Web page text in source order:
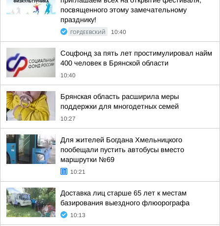
посвященного этому замечательному
празднику!
ГОРДЕЕВСКИЙ 10:40
Соцфонд за пять лет простимулировал найм
400 человек в Брянской области
10:40
Брянская область расширила меры
поддержки для многодетных семей
10:27
Для жителей Богдана Хмельницкого
пообещали пустить автобусы вместо
маршрутки №69
10:21
Доставка лиц старше 65 лет к местам
базирования выездного флюорографа
10:13